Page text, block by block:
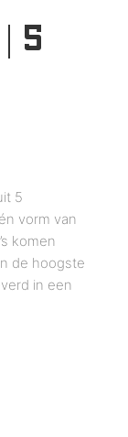
| 5
5
vorm van
komen
de hoogste
in een